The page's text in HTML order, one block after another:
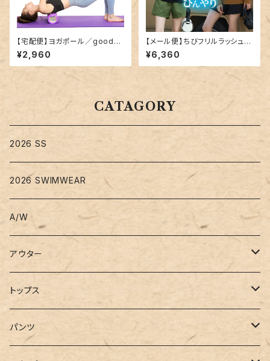
【宅配便】ヨガポール／goods0
25
¥2,960
【メール便】ちびフリルラッシュガ
ード＋ショートパンツ／rashgu
ard031
¥6,360
CATAGORY
2026 SS
2026 SWIMWEAR
A/W
アウター
コート
ジャケット
トップス
Tシャツ
パンツ